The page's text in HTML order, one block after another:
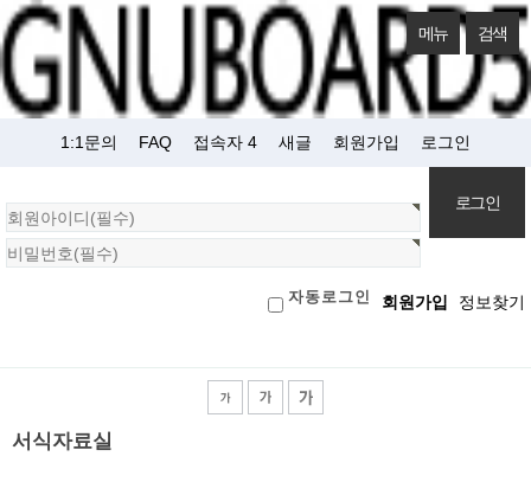
메뉴 검색
1:1문의 FAQ 접속자 4 새글 회원가입 로그인
원
로
자동로그인 회원가입 정보찾기
서식자료실